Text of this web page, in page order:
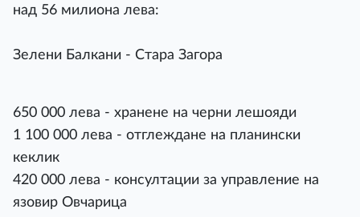
над 56 милиона лева:
Зелени Балкани - Стара Загора
650 000 лева - хранене на черни лешояди
1 100 000 лева - отглеждане на планински
кеклик
420 000 лева - консултации за управление на
язовир Овчарица